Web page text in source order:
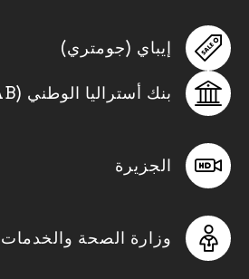
إيباي (جومتري)
بنك أستراليا الوطني (NAB)
الجزيرة
وزارة الصحة والخدمات